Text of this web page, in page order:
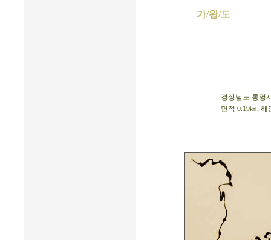
가/왕/도
경상남도 통영
면적 0.19㎢,